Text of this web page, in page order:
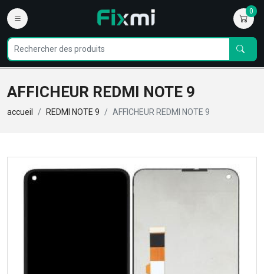
0
AFFICHEUR REDMI NOTE 9
accueil REDMI NOTE 9 AFFICHEUR REDMI NOTE 9